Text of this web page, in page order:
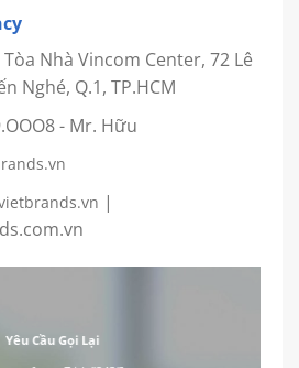
Nhà Vincom Center, 72 Lê
Nghé, Q.1, TP.HCM
- Mr. Hữu
|
Yêu Cầu Gọi Lại